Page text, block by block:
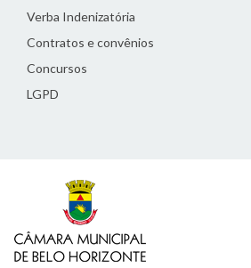
Verba Indenizatória
Contratos e convênios
Concursos
LGPD